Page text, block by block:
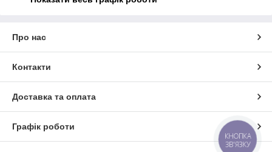
Про нас
Контакти
Доставка та оплата
Графік роботи
КНОПКА
ЗВ'ЯЗКУ